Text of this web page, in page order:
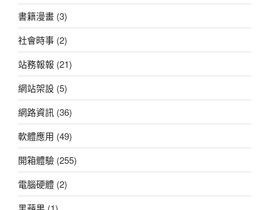
書籍漫畫 (3)
社會時事 (2)
站務報報 (21)
網站架設 (5)
網路資訊 (36)
軟體應用 (49)
開箱體驗 (255)
電腦硬體 (2)